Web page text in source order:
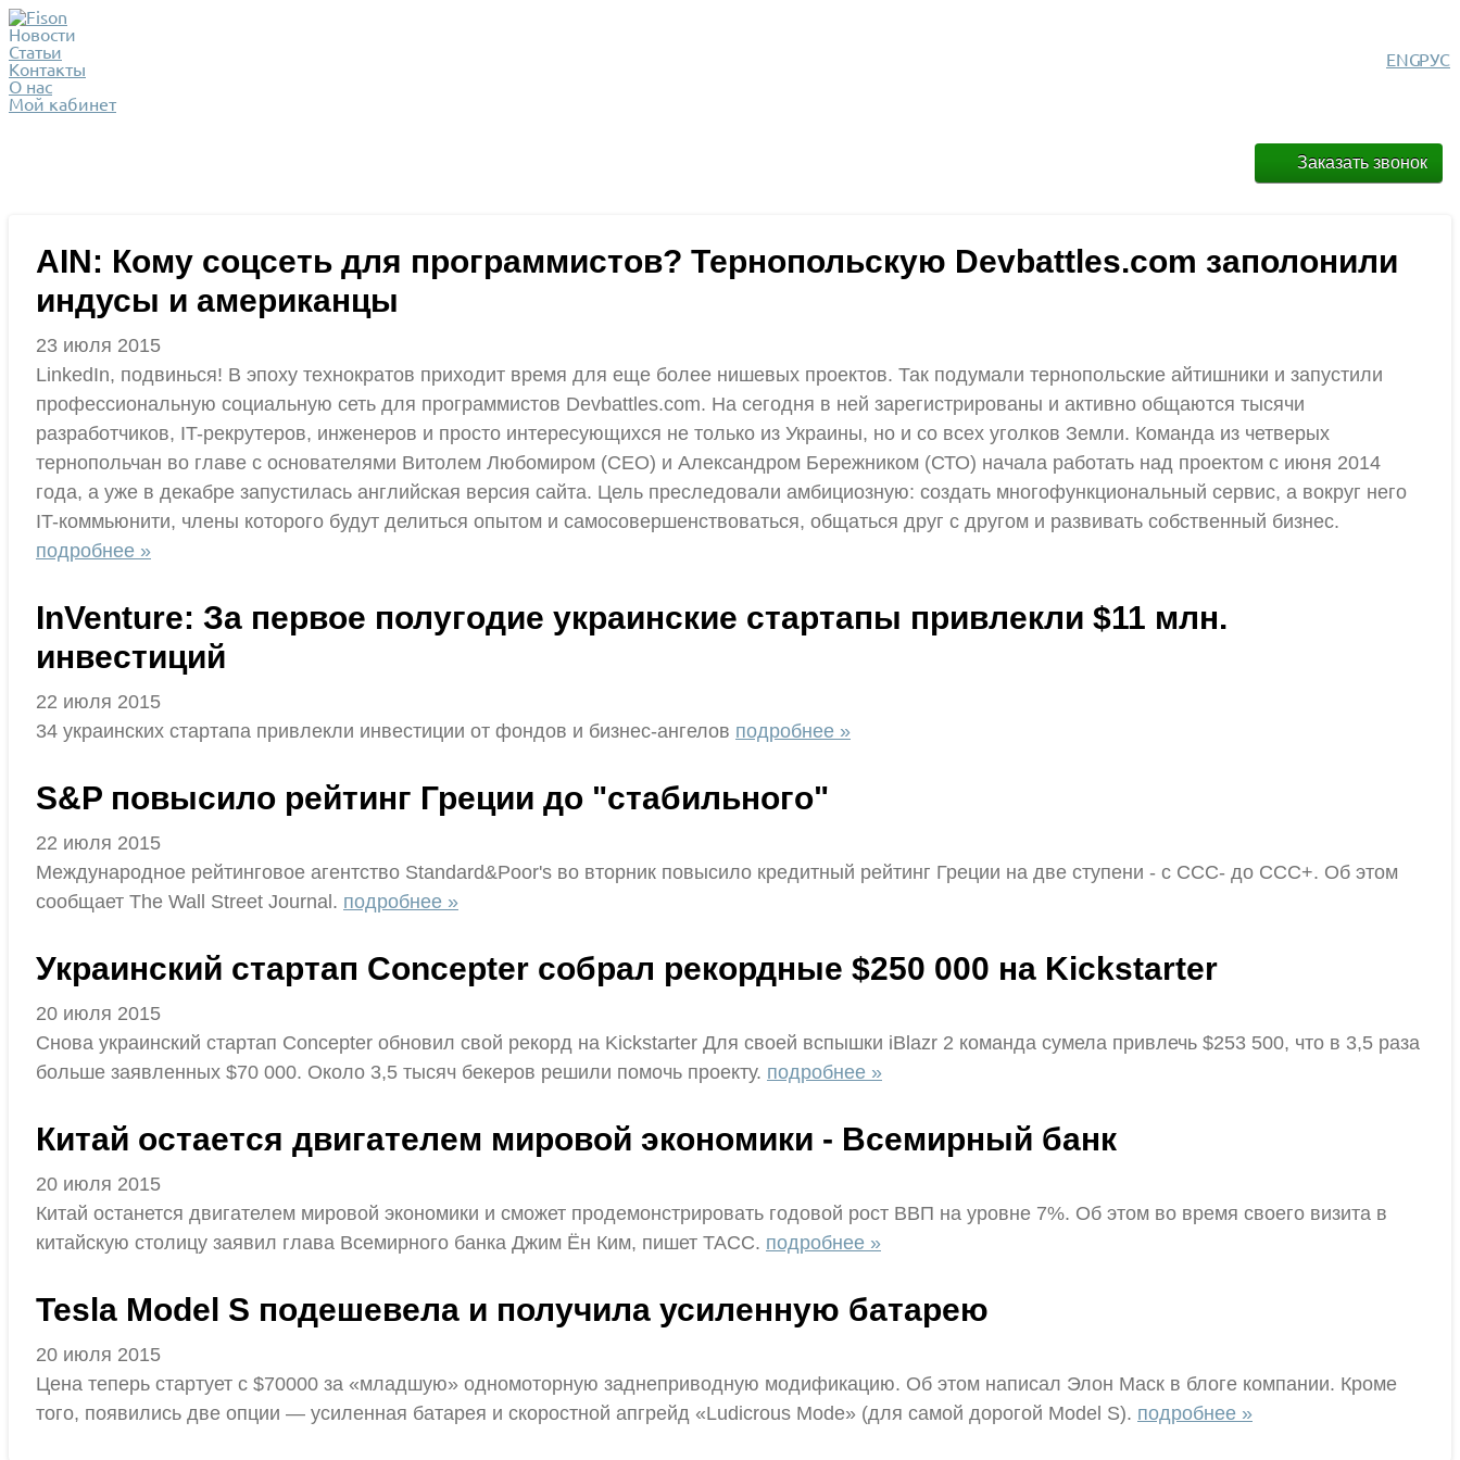
РУС
ENG
Новости
Статьи
Контакты
О нас
Мой кабинет
Заказать звонок
AIN: Кому соцсеть для программистов? Тернопольскую Devbattles.com заполонили
индусы и американцы
23 июля 2015
LinkedIn, подвинься! В эпоху технократов приходит время для еще более нишевых проектов. Так подумали тернопольские айтишники и запустили
профессиональную социальную сеть для программистов Devbattles.com. На сегодня в ней зарегистрированы и активно общаются тысячи
разработчиков, IT-рекрутеров, инженеров и просто интересующихся не только из Украины, но и со всех уголков Земли. Команда из четверых
тернопольчан во главе с основателями Витолем Любомиром (СЕО) и Александром Бережником (СТО) начала работать над проектом с июня 2014
года, а уже в декабре запустилась английская версия сайта. Цель преследовали амбициозную: создать многофункциональный сервис, а вокруг него
IT-коммьюнити, члены которого будут делиться опытом и самосовершенствоваться, общаться друг с другом и развивать собственный бизнес.
подробнее »
InVenture: За первое полугодие украинские стартапы привлекли $11 млн.
инвестиций
22 июля 2015
34 украинских стартапа привлекли инвестиции от фондов и бизнес-ангелов подробнее »
S&P повысило рейтинг Греции до "стабильного"
22 июля 2015
Международное рейтинговое агентство Standard&Poor's во вторник повысило кредитный рейтинг Греции на две ступени - с ССС- до ССС+. Об этом
сообщает The Wall Street Journal. подробнее »
Украинский стартап Concepter собрал рекордные $250 000 на Kickstarter
20 июля 2015
Снова украинский стартап Concepter обновил свой рекорд на Kickstarter Для своей вспышки iBlazr 2 команда сумела привлечь $253 500, что в 3,5 раза
больше заявленных $70 000. Около 3,5 тысяч бекеров решили помочь проекту. подробнее »
Китай остается двигателем мировой экономики - Всемирный банк
20 июля 2015
Китай останется двигателем мировой экономики и сможет продемонстрировать годовой рост ВВП на уровне 7%. Об этом во время своего визита в
китайскую столицу заявил глава Всемирного банка Джим Ён Ким, пишет ТАСС. подробнее »
Tesla Model S подешевела и получила усиленную батарею
20 июля 2015
Цена теперь стартует с $70000 за «младшую» одномоторную заднеприводную модификацию. Об этом написал Элон Маск в блоге компании. Кроме
того, появились две опции — усиленная батарея и скоростной апгрейд «Ludicrous Mode» (для самой дорогой Model S). подробнее »